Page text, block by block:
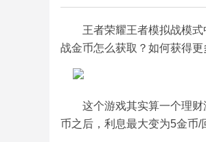
王者荣耀王者模拟战模
战金币怎么获取？如何获得
这个游戏其实算一个理
币之后，利息最大变为5金币/